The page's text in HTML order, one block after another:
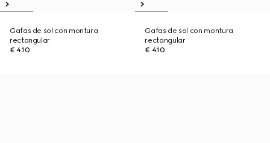
Gafas de sol con montura
rectangular
€ 410
Gafas de sol con montura
rectangular
€ 410